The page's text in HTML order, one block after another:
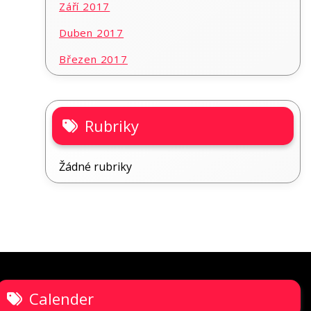
Září 2017
Duben 2017
Březen 2017
Rubriky
Žádné rubriky
Calender